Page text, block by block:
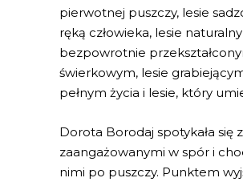
pierwotnej puszczy, lesie
ręką człowieka, lesie
bezpowrotnie
świerkowym, lesie
pełnym życia i lesie, który
Dorota Borodaj spotykała się
zaangażowanymi w spór i
nimi po puszczy. Punktem